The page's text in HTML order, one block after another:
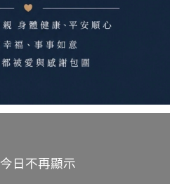
今日不再顯示